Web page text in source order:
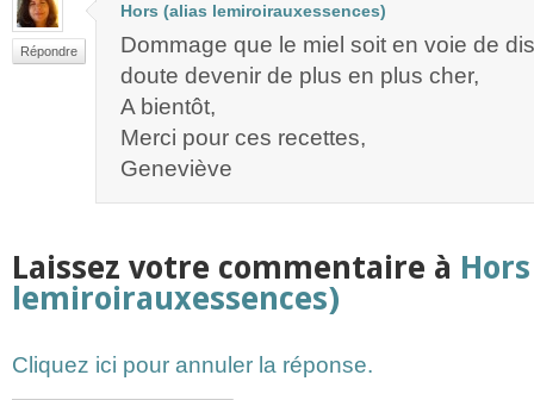
Répondre
Hors (alias lemiroirauxessences)
Dommage que le miel soit en voie de
doute devenir de plus en plus cher,
A bientôt,
Merci pour ces recettes,
Geneviève
Laissez votre commentaire à
lemiroirauxessences)
Cliquez ici pour annuler la réponse.